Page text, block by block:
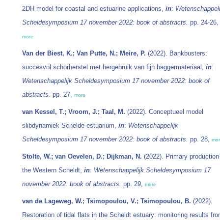
2DH model for coastal and estuarine applications, in:
Scheldesymposium 17 november 2022: book of abstracts. pp. 24-26,
more
Van der Biest, K.; Van Putte, N.; Meire, P. (2022). Bankbusters:
succesvol schorherstel met hergebruik van fijn baggermateriaal, in:
Wetenschappelijk Scheldesymposium 17 november 2022: book of
abstracts. pp. 27, more
van Kessel, T.; Vroom, J.; Taal, M. (2022). Conceptueel model
slibdynamiek Schelde-estuarium, in: Wetenschappelijk
Scheldesymposium 17 november 2022: book of abstracts. pp. 28,
Stolte, W.; van Oevelen, D.; Dijkman, N. (2022). Primary
the Western Scheldt, in: Wetenschappelijk Scheldesymposium 17
november 2022: book of abstracts. pp. 29, more
van de Lageweg, W.; Tsimopoulou, V.; Tsimopoulou, B. (2022).
Restoration of tidal flats in the Scheldt estuary: monitoring results